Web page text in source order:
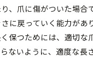
、爪に傷がついた場合
に戻っていく能力があ
保つためには、適切な
ないように、適度な長